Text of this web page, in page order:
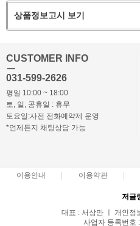
상품정보고시 보기
CUSTOMER INFO
ㅡ
031-599-2626
평일 10:00 ~ 18:00
토, 일, 공휴일 : 휴무
토요일:사전 전화예약제 운영
*언제든지 채팅상담 가능
이용안내 이용약관
저글
대표 : 서상만 ㅣ 개인정
사업자 등록번호